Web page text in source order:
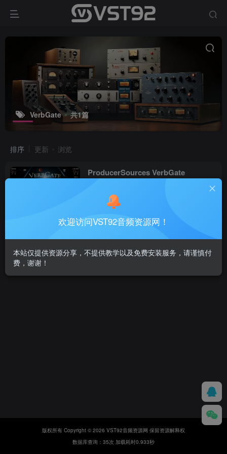
VerbGate 共1篇
排序 更新 浏览
ProducerSources VerbGate
VST插件
1个月前
版权所有 Copyright © 2026 VST92音频资源网 保留资源解释权
数据库查询：35次 加载耗时0.933秒
欢迎访问VST92音频资源网！
本站仅提供资源分享，不提供教学以及免费安装服务，请谨慎付
费，谢谢！